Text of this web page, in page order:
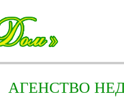
АГЕНСТВО